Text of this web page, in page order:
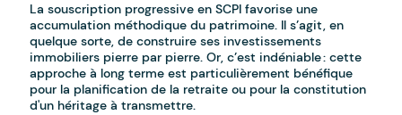
La souscription progressive en SCPI favorise une
accumulation méthodique du patrimoine. Il s’agit, en
quelque sorte, de construire ses investissements
immobiliers pierre par pierre. Or, c’est indéniable : cette
approche à long terme est particulièrement bénéfique
pour la planification de la retraite ou pour la constitution
d'un héritage à transmettre.